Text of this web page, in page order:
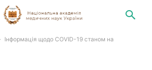
Інформація щодо COVID-19 станом на